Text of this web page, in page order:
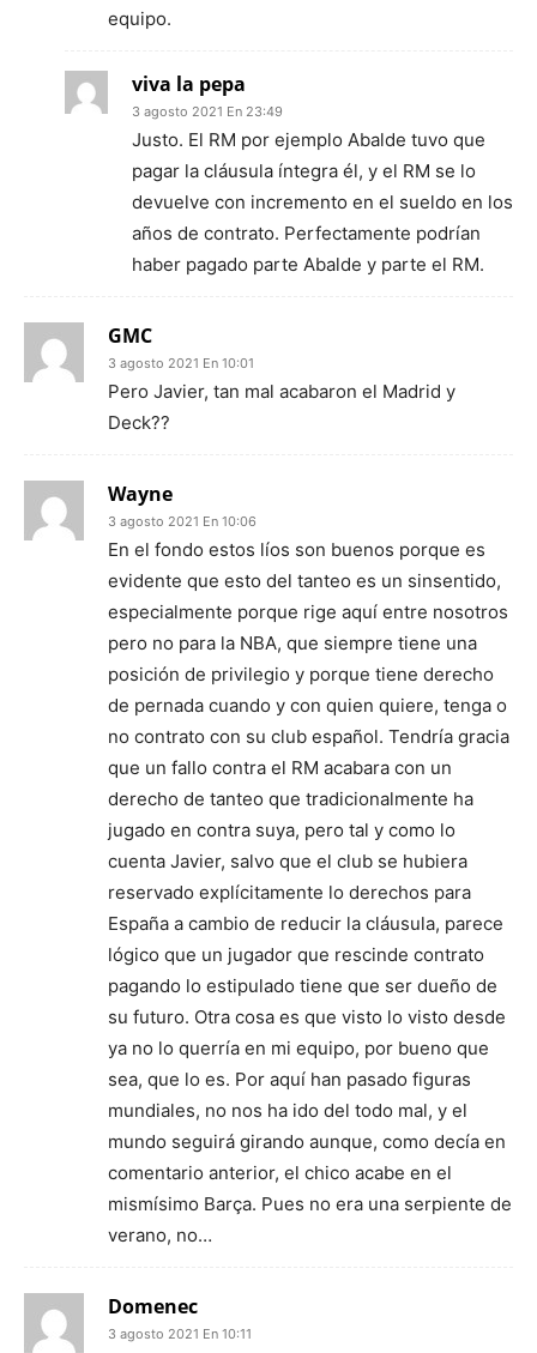
equipo.
viva la pepa
3 agosto 2021 En 23:49
Justo. El RM por ejemplo Abalde tuvo que
pagar la cláusula íntegra él, y el RM se lo
devuelve con incremento en el sueldo en los
años de contrato. Perfectamente podrían
haber pagado parte Abalde y parte el RM.
GMC
3 agosto 2021 En 10:01
Pero Javier, tan mal acabaron el Madrid y
Deck??
Wayne
3 agosto 2021 En 10:06
En el fondo estos líos son buenos porque es
evidente que esto del tanteo es un sinsentido,
especialmente porque rige aquí entre nosotros
pero no para la NBA, que siempre tiene una
posición de privilegio y porque tiene derecho
de pernada cuando y con quien quiere, tenga o
no contrato con su club español. Tendría gracia
que un fallo contra el RM acabara con un
derecho de tanteo que tradicionalmente ha
jugado en contra suya, pero tal y como lo
cuenta Javier, salvo que el club se hubiera
reservado explícitamente lo derechos para
España a cambio de reducir la cláusula, parece
lógico que un jugador que rescinde contrato
pagando lo estipulado tiene que ser dueño de
su futuro. Otra cosa es que visto lo visto desde
ya no lo querría en mi equipo, por bueno que
sea, que lo es. Por aquí han pasado figuras
mundiales, no nos ha ido del todo mal, y el
mundo seguirá girando aunque, como decía en
comentario anterior, el chico acabe en el
mismísimo Barça. Pues no era una serpiente de
verano, no…
Domenec
3 agosto 2021 En 10:11